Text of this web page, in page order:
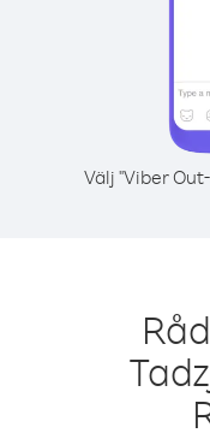
Välj "Viber